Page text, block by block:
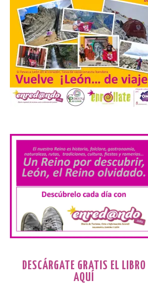
contaminación lumínica
de Europa, un recurso
natural que permite disfrutar de
actividades de astroturismo durante todo
el año. La Dirección General de Turismo
ha puesto en marcha diversas iniciativas
relacionadas […]
Cabárceno prepara tres
enclaves privilegiados
agosto
8 Ago 2026
horario y refuerza los
transportes y la
hostelería. En Alto
Campoo continuará la
programación musical de Estación
Sonora. Peña Cabarga, elegido lugar
seguridad y acceso […]
DESCÁRGATE GRATIS EL LIBRO
AQUÍ